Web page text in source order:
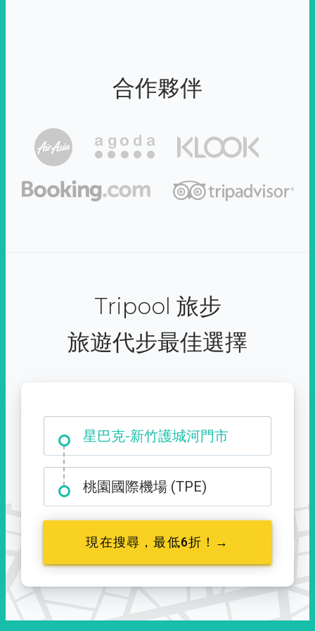
合作夥伴
Tripool 旅步
旅遊代步最佳選擇
星巴克-新竹護城河門市
大霸尖山登山口
桃園國際機場 (TPE)
現在搜尋，最低6折！→